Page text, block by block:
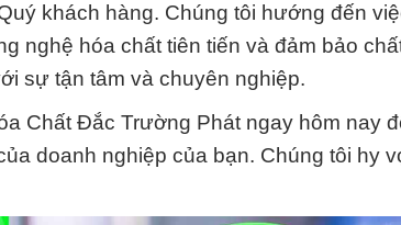
khách hàng. Chúng tôi hướng đến
nghệ hóa chất tiên tiến và đảm bảo
sự tận tâm và chuyên nghiệp.
Chất Đắc Trường Phát ngay hôm nay
doanh nghiệp của bạn. Chúng tôi hy